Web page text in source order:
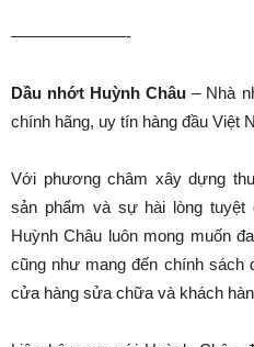
———————-
Dầu nhớt Huỳnh Châu – Nhà
chính hãng, uy tín hàng đầu Việt
Với phương châm xây dựng
sản phẩm và sự hài lòng tuyệt
Huỳnh Châu luôn mong muốn
cũng như mang đến chính sách
cửa hàng sửa chữa và khách